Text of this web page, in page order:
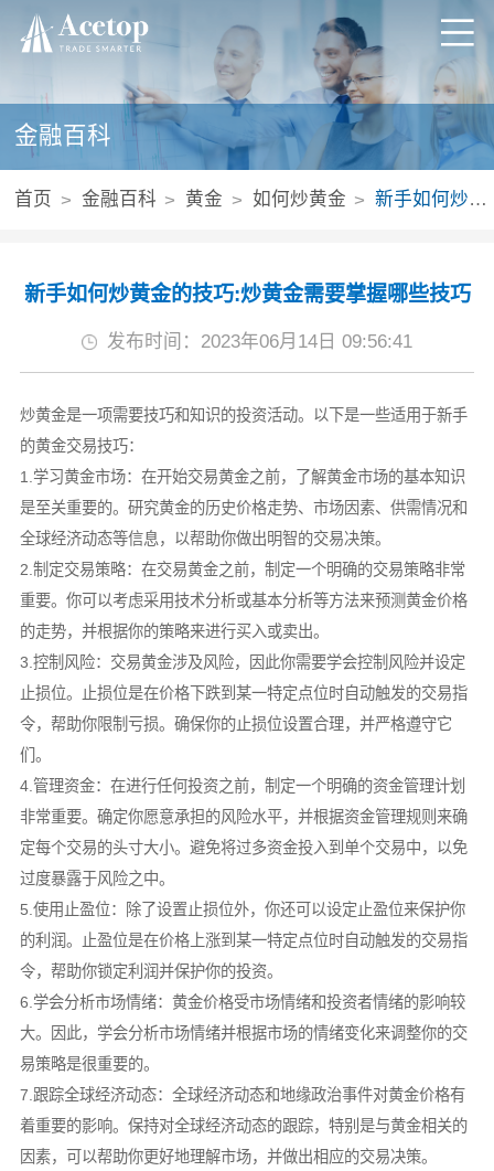
金融百科
首页 金融百科 黄金 如何炒黄金 新手如何炒黄金的技巧:炒黄金需要掌握哪些技巧
新手如何炒黄金的技巧:炒黄金需要掌握哪些技巧
发布时间：2023年06月14日 09:56:41
炒黄金是一项需要技巧和知识的投资活动。以下是一些适用于新手
的黄金交易技巧：
1.学习黄金市场：在开始交易黄金之前，了解黄金市场的基本知识
是至关重要的。研究黄金的历史价格走势、市场因素、供需情况和
全球经济动态等信息，以帮助你做出明智的交易决策。
2.制定交易策略：在交易黄金之前，制定一个明确的交易策略非常
重要。你可以考虑采用技术分析或基本分析等方法来预测黄金价格
的走势，并根据你的策略来进行买入或卖出。
3.控制风险：交易黄金涉及风险，因此你需要学会控制风险并设定
止损位。止损位是在价格下跌到某一特定点位时自动触发的交易指
令，帮助你限制亏损。确保你的止损位设置合理，并严格遵守它
们。
4.管理资金：在进行任何投资之前，制定一个明确的资金管理计划
非常重要。确定你愿意承担的风险水平，并根据资金管理规则来确
定每个交易的头寸大小。避免将过多资金投入到单个交易中，以免
过度暴露于风险之中。
5.使用止盈位：除了设置止损位外，你还可以设定止盈位来保护你
的利润。止盈位是在价格上涨到某一特定点位时自动触发的交易指
令，帮助你锁定利润并保护你的投资。
6.学会分析市场情绪：黄金价格受市场情绪和投资者情绪的影响较
大。因此，学会分析市场情绪并根据市场的情绪变化来调整你的交
易策略是很重要的。
7.跟踪全球经济动态：全球经济动态和地缘政治事件对黄金价格有
着重要的影响。保持对全球经济动态的跟踪，特别是与黄金相关的
因素，可以帮助你更好地理解市场，并做出相应的交易决策。